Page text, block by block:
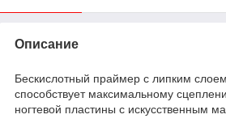
Описание
Бескислотный праймер с липким
способствует максимальному
ногтевой пластины с искусственным